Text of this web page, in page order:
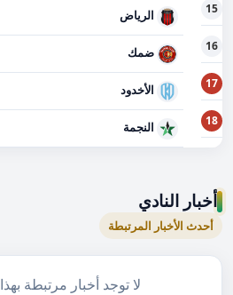
15 الرياض
16 ضمك
17 الأخدود
18 النجمة
أخبار النادي
أحدث الأخبار المرتبطة
لا توجد أخبار مرتبطة